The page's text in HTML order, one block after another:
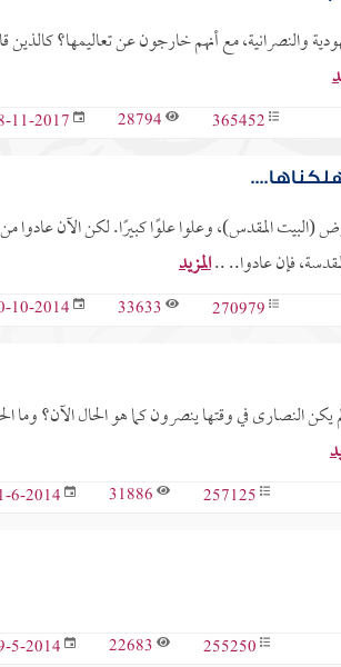
والنصرانية، مع أنهم خارجون عن تعاليمها؟ كالذين
365452
28794
11-2017
(البيت المقدس)، وعلوا علوًا كبيرًا. لكن الآن عادوا من
فإن عادوا.. ..المزيد
270979
33633
10-2014
النصارى في وقتها ‏ينصرون كما هو الحال الآن؟ وما
257125
31886
6-2014
255250
22683
5-2014